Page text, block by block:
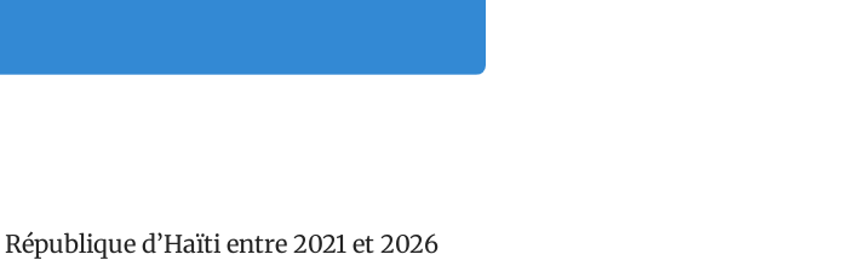
d’Haïti entre 2021 et 2026